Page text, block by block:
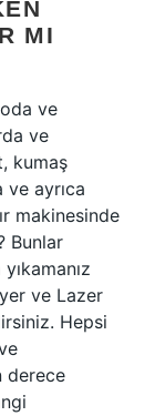
MI
ve
ve
kumaş
ayrıca
makinesinde
Bunlar
ve Lazer
Hepsi
derece